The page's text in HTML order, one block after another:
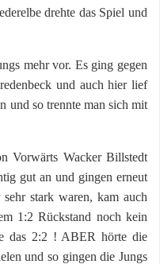
drehte das Spiel und
mehr vor. Es ging gegen
und auch hier lief
und so trennte man sich mit
Vorwärts Wacker Billstedt
gut an und gingen erneut
stark waren, kam auch
1:2 Rückstand noch kein
das 2:2 ! ABER hörte die
und so gingen die Jungs